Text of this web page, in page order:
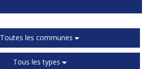
Toutes les communes
Tous les types